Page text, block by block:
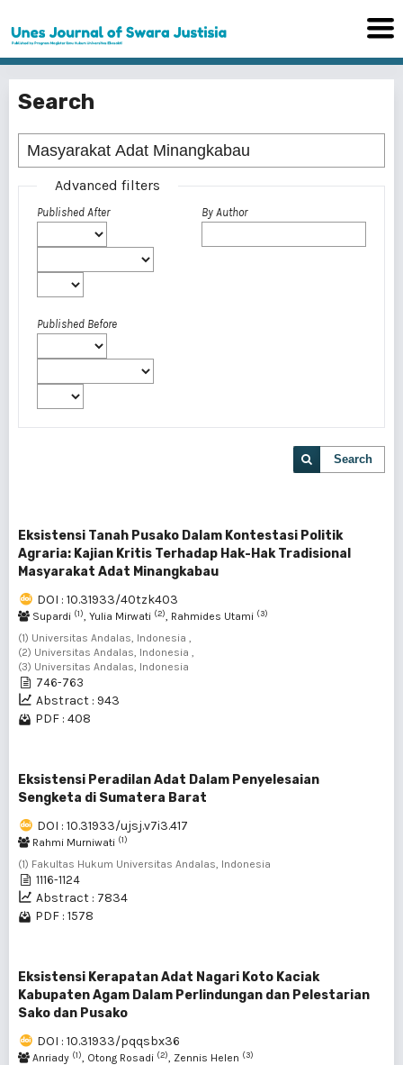
Search
Advanced filters
Published After
Published Before
By Author
Search
Eksistensi Tanah Pusako Dalam Kontestasi Politik
Agraria: Kajian Kritis Terhadap Hak-Hak Tradisional
Masyarakat Adat Minangkabau
DOI : 10.31933/40tzk403
Supardi (1), Yulia Mirwati (2), Rahmides Utami (3)
(1) Universitas Andalas, Indonesia ,
(2) Universitas Andalas, Indonesia ,
(3) Universitas Andalas, Indonesia
746-763
Abstract : 943
PDF : 408
Eksistensi Peradilan Adat Dalam Penyelesaian
Sengketa di Sumatera Barat
DOI : 10.31933/ujsj.v7i3.417
Rahmi Murniwati (1)
(1) Fakultas Hukum Universitas Andalas, Indonesia
1116-1124
Abstract : 7834
PDF : 1578
Eksistensi Kerapatan Adat Nagari Koto Kaciak
Kabupaten Agam Dalam Perlindungan dan Pelestarian
Sako dan Pusako
DOI : 10.31933/pqqsbx36
Anriady (1), Otong Rosadi (2), Zennis Helen (3)